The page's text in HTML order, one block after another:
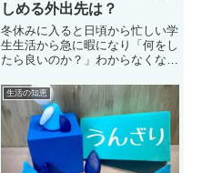
しめる外出先は？
冬休みに入ると日頃から忙しい学
生生活から急に暇になり「何をし
たら良いのか？」わからなくなり
くて、暇な時間をどう過ごしたら
良いのか、悩む学生も多い。で
は、冬休みがつまらないときには
どのように過ごすと有意義なの
か？ここでは休み期間の有意義な
過ごし方や家での暇の潰し方を紹
生活の知恵